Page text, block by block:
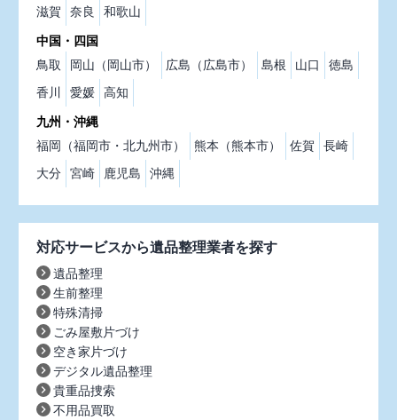
滋賀
奈良 和歌山
中国・四国
鳥取
岡山（岡山市） 広島（広島市） 島根 山口
徳島
香川
愛媛 高知
九州・沖縄
福岡（福岡市・北九州市）
熊本（熊本市） 佐賀
長崎
大分
宮崎 鹿児島 沖縄
対応サービスから遺品整理業者を探す
遺品整理
生前整理
特殊清掃
ごみ屋敷片づけ
空き家片づけ
デジタル遺品整理
貴重品捜索
不用品買取